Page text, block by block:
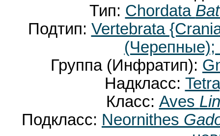
Тип: Chordata
Подтип: Vertebrata
(Черепные);
Группа (Инфратип):
Надкласс:
Класс: Aves
Подкласс: Neornithes